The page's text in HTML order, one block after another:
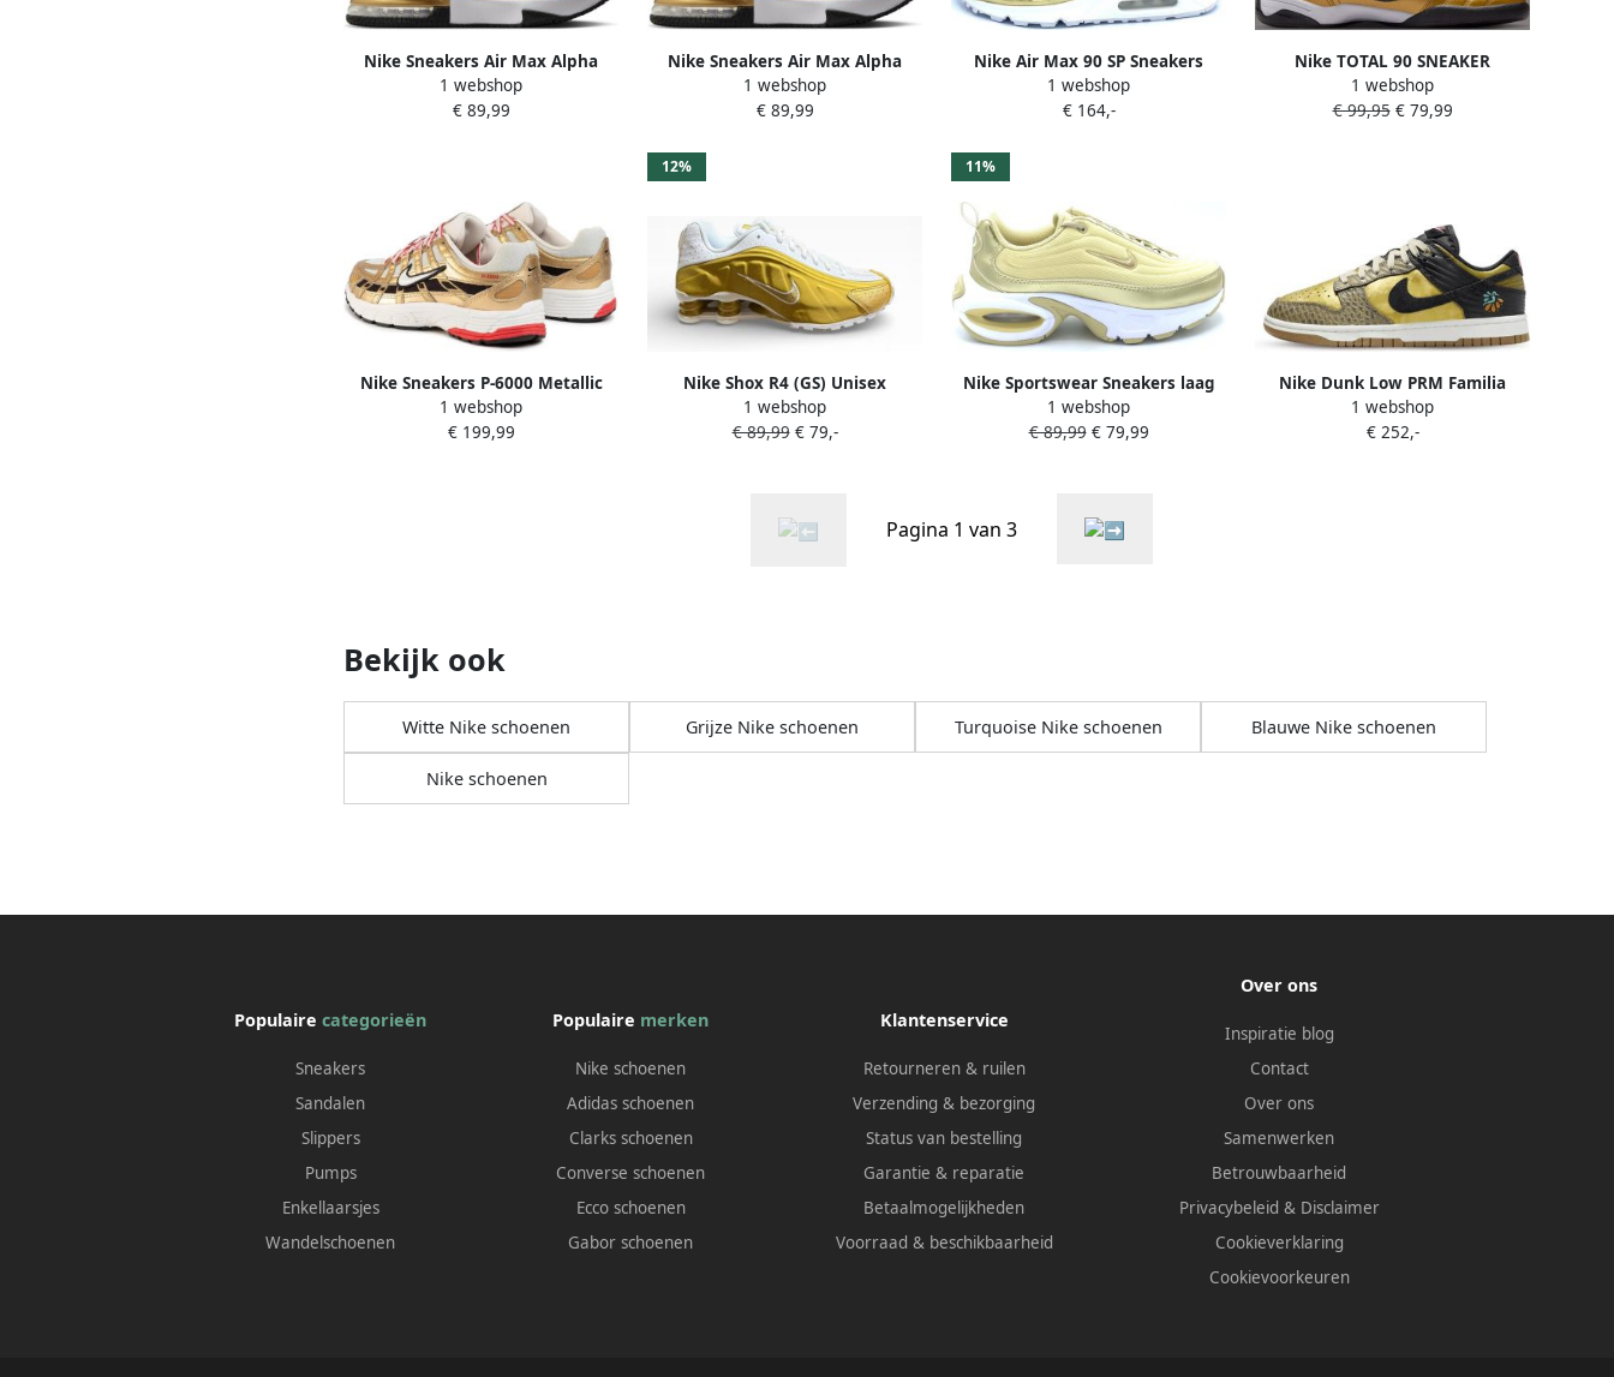
Nike Sneakers Air Max Alpha
Trainer 6 Sneakers
Sportschoenen
1 webshop
€ 89,99
Nike Sneakers Air Max Alpha
Trainer 6 -Sneakers
Sportschoenen
1 webshop
€ 89,99
Nike Air Max 90 SP Sneakers
Unisex Goud Wit
1 webshop
€ 164,-
Nike TOTAL 90 SNEAKER
1 webshop
€ 99,95€ 79,99
Nike Sneakers P-6000 Metallic
Gold
1 webshop
€ 199,99
12%
Nike Shox R4 (GS) Unisex
Running goud Schoenen
1 webshop
€ 89,99€ 79,-
11%
Nike Sportswear Sneakers laag
'AIR MAX PORTAL'
1 webshop
€ 89,99€ 79,99
Nike Dunk Low PRM Familia
1 webshop
€ 252,-
Pagina 1 van 3
Bekijk ook
Witte Nike schoenen Grijze Nike schoenen Turquoise Nike schoenen Blauwe Nike schoenen
Nike schoenen
Populairecategorieën
Sneakers
Sandalen
Slippers
Pumps
Enkellaarsjes
Wandelschoenen
Populaire merken
Nike schoenen
Adidas schoenen
Clarks schoenen
Converse schoenen
Ecco schoenen
Gabor schoenen
Klantenservice
Retourneren & ruilen
Verzending & bezorging
Status van bestelling
Garantie & reparatie
Betaalmogelijkheden
Voorraad & beschikbaarheid
Over ons
Inspiratie blog
Contact
Over ons
Samenwerken
Betrouwbaarheid
Privacybeleid & Disclaimer
Cookieverklaring
Cookievoorkeuren